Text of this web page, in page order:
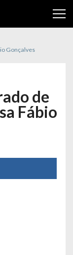
Gonçalves
de
Fábio